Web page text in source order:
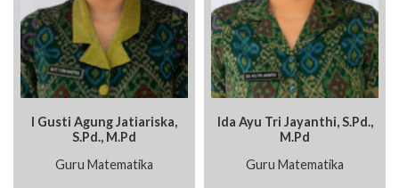
I Gusti Agung Jatiariska,
S.Pd., M.Pd
Guru Matematika
Ida Ayu Tri Jayanthi, S.Pd.,
M.Pd
Guru Matematika